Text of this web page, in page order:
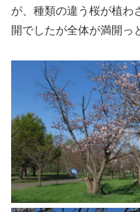
が、種類の違う桜が植わ
開でしたが全体が満開っ